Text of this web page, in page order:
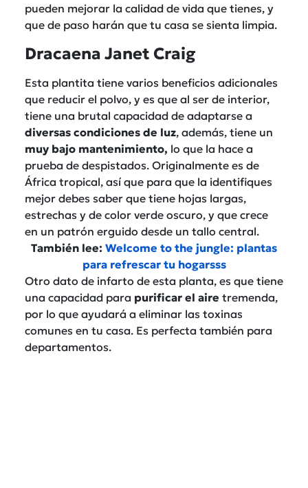
pueden mejorar la calidad de vida que tienes, y
que de paso harán que tu casa se sienta limpia.
Dracaena Janet Craig
Esta plantita tiene varios beneficios adicionales
que reducir el polvo, y es que al ser de interior,
tiene una brutal capacidad de adaptarse a
diversas condiciones de luz, además, tiene un
muy bajo mantenimiento, lo que la hace a
prueba de despistados. Originalmente es de
África tropical, así que para que la identifiques
mejor debes saber que tiene hojas largas,
estrechas y de color verde oscuro, y que crece
en un patrón erguido desde un tallo central.
También lee: Welcome to the jungle: plantas
para refrescar tu hogarsss
Otro dato de infarto de esta planta, es que tiene
una capacidad para purificar el aire tremenda,
por lo que ayudará a eliminar las toxinas
comunes en tu casa. Es perfecta también para
departamentos.